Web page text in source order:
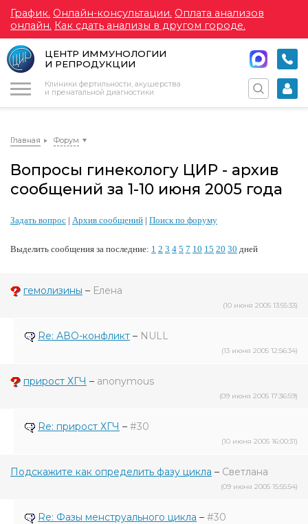
График. Онлайн-консультации. Оплата анализов
онлайн. Как сдать анализы в другом городе.
ЦЕНТР ИММУНОЛОГИИ
И РЕПРОДУКЦИИ
Клиники фертильности, акушерства
и пренатальной диагностики
Главная Форум
Вопросы гинекологу ЦИР - архив
сообщений за 1-10 июня 2005 года
Задать вопрос | Архив сообщений | Поиск по форуму
Выделить сообщения за последние: 1 2 3 4 5 7 10 15 20 30 дней
гемолизины – Елена
(10 июня 2005 13:55:33)
Re: АВО-конфликт – NULL
(13 июня 2005 12:56:34)
прирост ХГЧ – anonymous
(09 июня 2005 17:36:59)
Re: прирост ХГЧ – #30
(10 июня 2005 16:00:31)
Подскажите как определить фазу цикла – Светлана
(09 июня 2005 15:55:54)
Re: Фазы менструального цикла – #30